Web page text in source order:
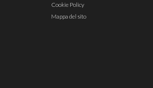
Cookie Policy
Mappa del sito